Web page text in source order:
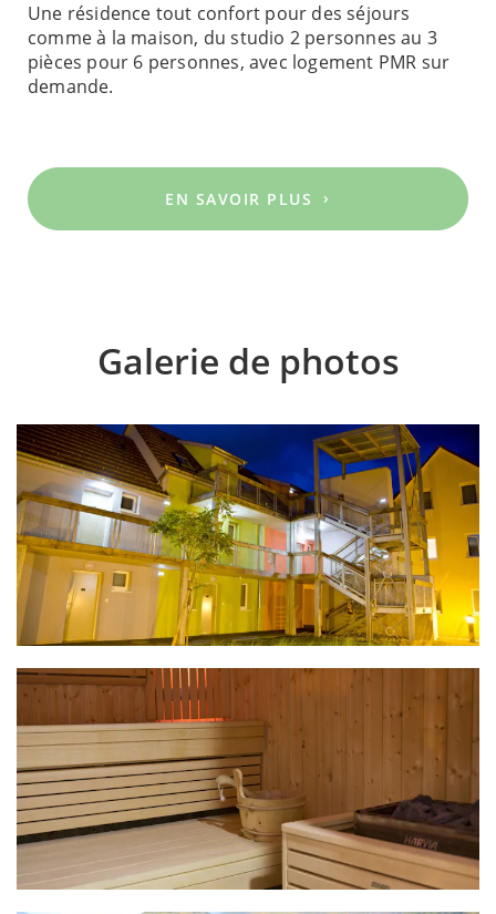
Une résidence tout confort pour des séjours
comme à la maison, du studio 2 personnes au 3
pièces pour 6 personnes, avec logement PMR sur
demande.
EN SAVOIR PLUS
Galerie de photos